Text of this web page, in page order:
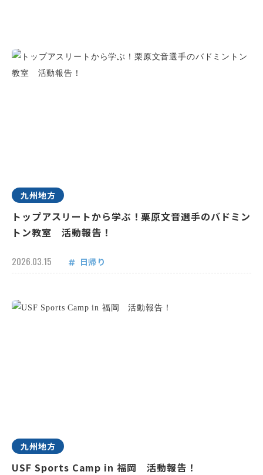
九州地方
トップアスリートから学ぶ！栗原文音選手のバドミン
トン教室 活動報告！
2026.03.15 日帰り
九州地方
USF Sports Camp in 福岡 活動報告！